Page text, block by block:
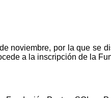
noviembre, por la que se
a la inscripción de la